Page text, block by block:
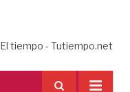
El tiempo - Tutiempo.net